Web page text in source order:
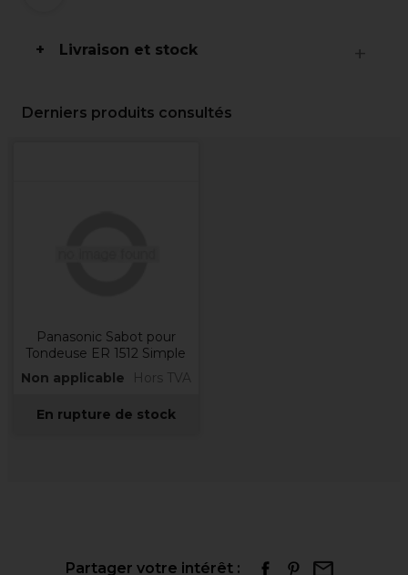
Livraison et stock
Derniers produits consultés
Panasonic Sabot pour
Tondeuse ER 1512 Simple
Non applicable
Hors TVA
En rupture de stock
Partager votre intérêt :